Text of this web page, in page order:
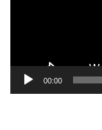
00:00